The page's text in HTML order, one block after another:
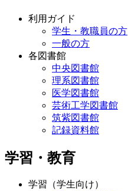
利用ガイド
学生・教職員の方
一般の方
各図書館
中央図書館
理系図書館
医学図書館
芸術工学図書館
筑紫図書館
記録資料館
学習・教育
学習（学生向け）